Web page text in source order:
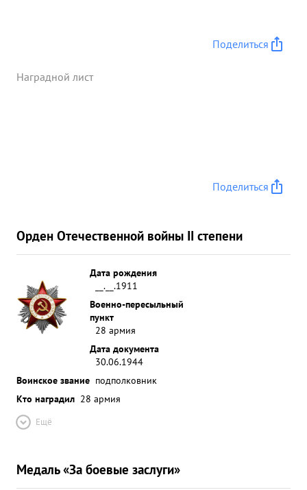
огнем отлично поддерживал дивизии в результате
Поделиться
Наградной лист
Поделиться
Орден Отечественной войны II степени
Дата рождения
__.__.1911
Военно-пересыльный
пункт
28 армия
Дата документа
30.06.1944
Воинское звание подполковник
Кто наградил 28 армия
Ещё
Медаль «За боевые заслуги»